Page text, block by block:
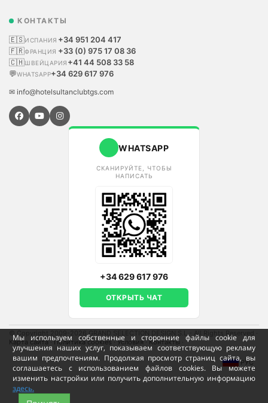
Мы используем собственные и сторонние файлы cookie для
улучшения наших услуг, показываем соответствующую рекламу
вашим предпочтениям. Продолжая просмотр страниц сайта, вы
соглашаетесь с использованием файлов cookies. Вы можете
изменить настройки или получить дополнительную информацию
здесь.
КОНТАКТЫ
🇪🇸ИСПАНИЯ +34 951 204 417
🇫🇷ФРАНЦИЯ +33 (0) 975 17 08 36
🇨🇭ШВЕЙЦАРИЯ +41 44 508 33 58
💬WHATSAPP+34 629 617 976
✉ info@hotelsultanclubtgs.com
WHATSAPP
СКАНИРУЙТЕ, ЧТОБЫ
НАПИСАТЬ
+34 629 617 976
ОТКРЫТЬ ЧАТ
© Copyright 2009-2026 GRAND SELECTION DESIGN S.L - All Rights Reserved
Карта сайта·Политика cookies ·Условия· Контакты
РУС